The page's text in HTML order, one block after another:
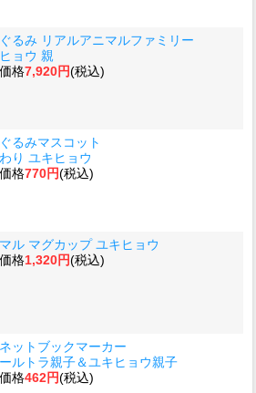
るみ リアルアニマルファミリー
ョウ 親
格7,920円(税込)
るみマスコット
り ユキヒョウ
格770円(税込)
ル マグカップ ユキヒョウ
格1,320円(税込)
ットブックマーカー
ルトラ親子＆ユキヒョウ親子
格462円(税込)